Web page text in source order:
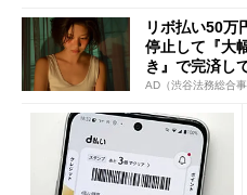
リボ払い50万
停止して『大
き』で完済し
AD（渋谷法務総合事